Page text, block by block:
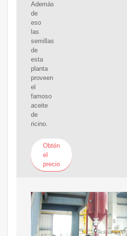
Además
de
eso
las
semillas
de
esta
planta
proveen
el
famoso
aceite
de
ricino.
Obtén
el
precio